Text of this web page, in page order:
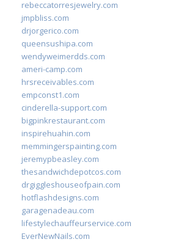
rebeccatorresjewelry.com
jmpbliss.com
drjorgerico.com
queensushipa.com
wendyweimerdds.com
ameri-camp.com
hrsreceivables.com
empconst1.com
cinderella-support.com
bigpinkrestaurant.com
inspirehuahin.com
memmingerspainting.com
jeremypbeasley.com
thesandwichdepotcos.com
drgiggleshouseofpain.com
hotflashdesigns.com
garagenadeau.com
lifestylechauffeurservice.com
EverNewNails.com